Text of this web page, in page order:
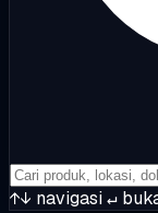
↑↓ navigasi↵